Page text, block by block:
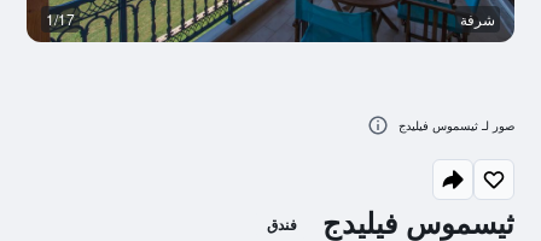
ثيسموس فيليدج فندق
شرفة 1/17
صور لـ ثيسموس فيليدج